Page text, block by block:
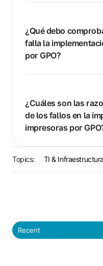
¿Qué debo
falla la
por GPO?
¿Cuáles son las
de los fallos en la
impresoras por
Topics: TI & Infraestructura
Recent